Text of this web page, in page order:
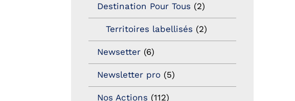
Destination Pour Tous (2)
Territoires labellisés (2)
Newsetter (6)
Newsletter pro (5)
Nos Actions (112)